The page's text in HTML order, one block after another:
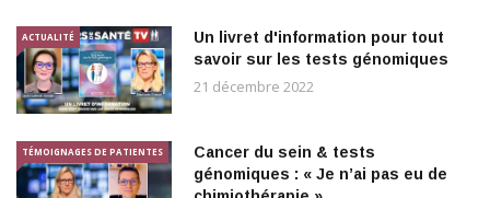
ACTUALITÉ
Un livret d'information pour tout
savoir sur les tests génomiques
21 décembre 2022
TÉMOIGNAGES DE PATIENTES
Cancer du sein & tests
génomiques : « Je n’ai pas eu de